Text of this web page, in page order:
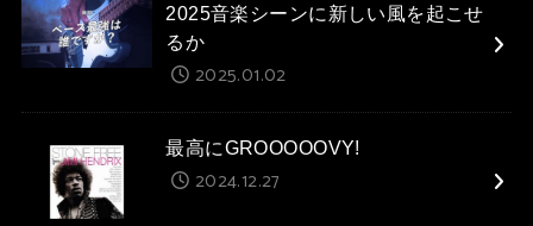
2025音楽シーンに新しい風を起こせ
るか
2025.01.02
最高にGROOOOOVY!
2024.12.27